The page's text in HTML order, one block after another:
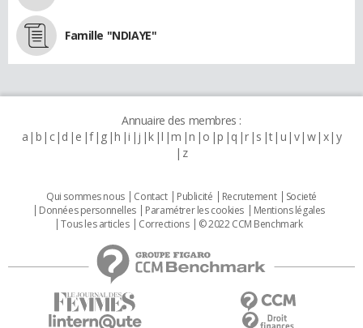
Famille "NDIAYE"
Annuaire des membres :
a b c d e f g h i j k l m n o p q r s t u v w x y
z
Qui sommes nous Contact Publicité Recrutement
Societé
Données personnelles
Paramétrer les cookies
Mentions légales
Tous les articles
Corrections © 2022 CCM Benchmark